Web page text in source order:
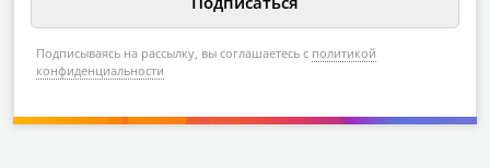
Подписываясь на рассылку, вы соглашаетесь с политикой
конфиденциальности